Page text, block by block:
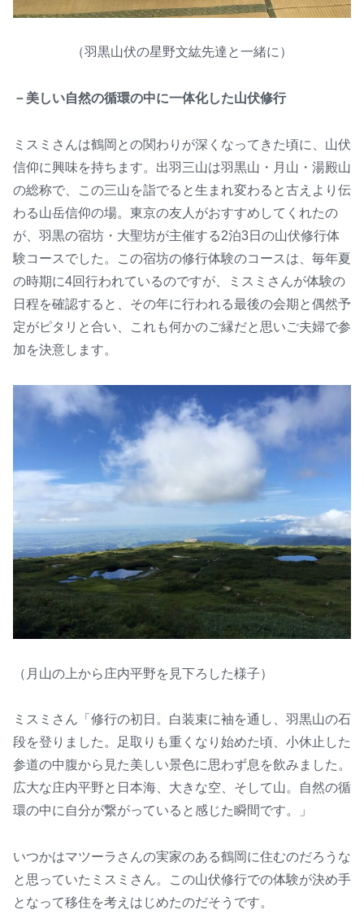
（羽黒山伏の星野文紘先達と一緒に）
－ 美しい自然の循環の中に一体化した山伏修行
ミスミさんは鶴岡との関わりが深くなってきた頃に、山伏
信仰に興味を持ちます。出羽三山は羽黒山・月山・湯殿山
の総称で、この三山を詣でると生まれ変わると古えより伝
わる山岳信仰の場。東京の友人がおすすめしてくれたの
が、羽黒の宿坊・大聖坊が主催する2泊3日の山伏修行体
験コースでした。この宿坊の修行体験のコースは、毎年夏
の時期に4回行われているのですが、ミスミさんが体験の
日程を確認すると、その年に行われる最後の会期と偶然予
定がピタリと合い、これも何かのご縁だと思いご夫婦で参
加を決意します。
（月山の上から庄内平野を見下ろした様子）
ミスミさん「修行の初日。白装束に袖を通し、羽黒山の石
段を登りました。足取りも重くなり始めた頃、小休止した
参道の中腹から見た美しい景色に思わず息を飲みました。
広大な庄内平野と日本海、大きな空、そして山。自然の循
環の中に自分が繋がっていると感じた瞬間です。」
いつかはマツーラさんの実家のある鶴岡に住むのだろうな
と思っていたミスミさん。この山伏修行での体験が決め手
となって移住を考えはじめたのだそうです。